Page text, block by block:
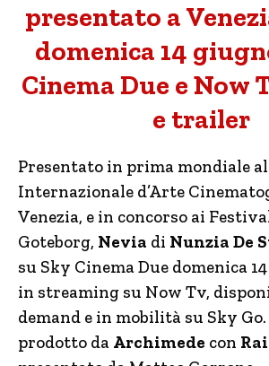
presentato a
domenica 14
Cinema Due e Now
e trailer
Presentato in prima mondiale
Internazionale d’Arte
Venezia, e in concorso ai
Goteborg, Nevia di Nunzia De
su Sky Cinema Due domenica
in streaming su Now Tv,
demand e in mobilità su Sky
prodotto da Archimede con